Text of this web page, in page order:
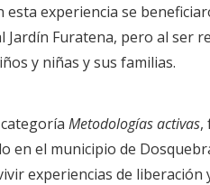
esta experiencia se
Jardín Furatena, pero al ser
y niñas y sus familias.
Metodologías activas,
en el municipio de
experiencias de liberación